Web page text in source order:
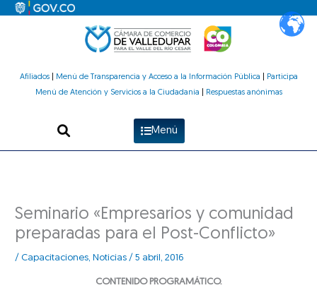
Afiliados| Menú de Transparencia y Acceso a la Información Pública
Participa
Menú de Atención y Servicios a la Ciudadanía
Respuestas anónimas
Menú
Seminario «Empresarios y comunidad
preparadas para el Post-Conflicto»
/Capacitaciones, Noticias /5 abril, 2016
CONTENIDO PROGRAMÁTICO.